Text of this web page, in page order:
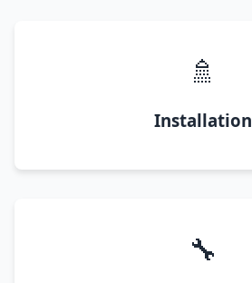
🚿
Installation
🔧